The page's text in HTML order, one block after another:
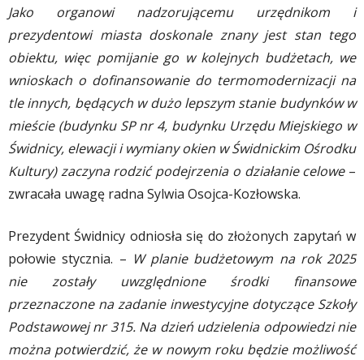
Jako organowi nadzorującemu urzędnikom i
prezydentowi miasta doskonale znany jest stan tego
obiektu, więc pomijanie go w kolejnych budżetach, we
wnioskach o dofinansowanie do termomodernizacji na
tle innych, będących w dużo lepszym stanie budynków w
mieście (budynku SP nr 4, budynku Urzędu Miejskiego w
Świdnicy, elewacji i wymiany okien w Świdnickim Ośrodku
Kultury) zaczyna rodzić podejrzenia o działanie celowe–
zwracała uwagę radna Sylwia Osojca-Kozłowska.
Prezydent Świdnicy odniosła się do złożonych zapytań w
połowie stycznia. – W planie budżetowym na rok 2025
nie zostały uwzględnione środki finansowe
przeznaczone na zadanie inwestycyjne dotyczące Szkoły
Podstawowej nr 315. Na dzień udzielenia odpowiedzi nie
można potwierdzić, że w nowym roku będzie możliwość